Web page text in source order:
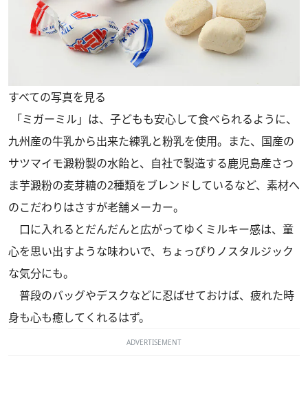
すべての写真を見る
「ミガーミル」は、子どもも安心して食べられるように、
九州産の牛乳から出来た練乳と粉乳を使用。また、国産の
サツマイモ澱粉製の水飴と、自社で製造する鹿児島産さつ
ま芋澱粉の麦芽糖の2種類をブレンドしているなど、素材へ
のこだわりはさすが老舗メーカー。
口に入れるとだんだんと広がってゆくミルキー感は、童
心を思い出すような味わいで、ちょっぴりノスタルジック
な気分にも。
普段のバッグやデスクなどに忍ばせておけば、疲れた時
身も心も癒してくれるはず。
ADVERTISEMENT